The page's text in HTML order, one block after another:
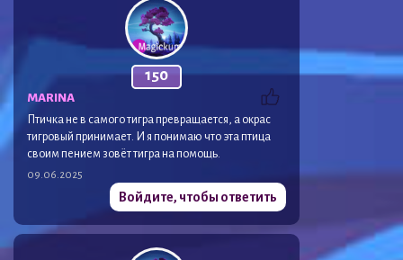
150
MARINA
Птичка не в самого тигра превращается, а окрас
тигровый принимает. И я понимаю что эта птица
своим пением зовёт тигра на помощь.
09.06.2025
Войдите, чтобы ответить